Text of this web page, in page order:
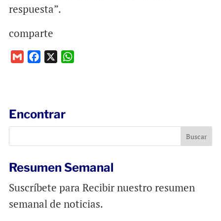
respuesta”.
comparte
o
k
p
Encontrar
Resumen Semanal
Suscríbete para Recibir nuestro resumen
semanal de noticias.